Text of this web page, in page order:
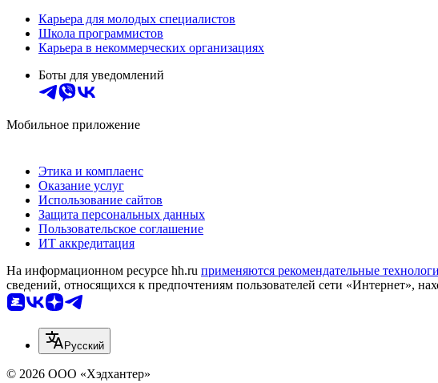
Карьера для молодых специалистов
Школа программистов
Карьера в некоммерческих организациях
Боты для уведомлений
Мобильное приложение
Этика и комплаенс
Оказание услуг
Использование сайтов
Защита персональных данных
Пользовательское соглашение
ИТ аккредитация
На информационном ресурсе hh.ru применяются рекомендательные
сведений, относящихся к предпочтениям пользователей сети «Интернет»,
Русский
© 2026 ООО «Хэдхантер»